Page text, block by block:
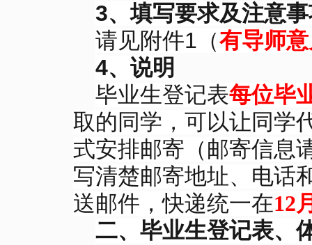
3、填写要求及注意
请见附件1 （有导师
4、说明
毕业生登记表每位毕
取的同学，可以让同学
式安排邮寄（邮寄信息
写清楚邮寄地址、电话
送邮件，快递统一在12
二、毕业生登记表、